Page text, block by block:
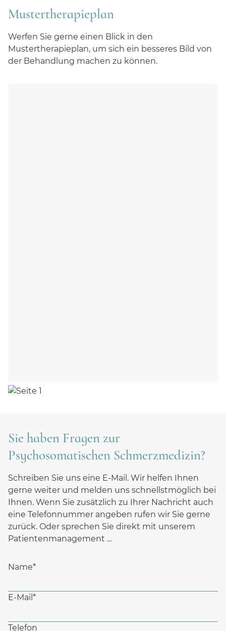
Mustertherapieplan
Werfen Sie gerne einen Blick in den
Mustertherapieplan, um sich ein besseres Bild von
der Behandlung machen zu können.
Sie haben Fragen zur
Psychosomatischen Schmerzmedizin?
Schreiben Sie uns eine E-Mail. Wir helfen Ihnen
gerne weiter und melden uns schnellstmöglich bei
Ihnen. Wenn Sie zusätzlich zu Ihrer Nachricht auch
eine Telefonnummer angeben rufen wir Sie gerne
zurück. Oder sprechen Sie direkt mit unserem
Patientenmanagement ...
Name*
E-Mail *
Telefon